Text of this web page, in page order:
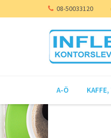
08-50033120
A-Ö